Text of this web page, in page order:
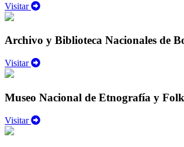
Visitar
Archivo y Biblioteca Nacionales de
Visitar
Museo Nacional de Etnografía y
Visitar